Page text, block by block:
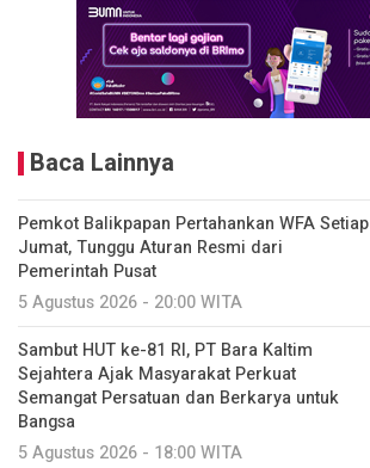
Baca Lainnya
Pemkot Balikpapan Pertahankan WFA Setiap
Jumat, Tunggu Aturan Resmi dari
Pemerintah Pusat
5 Agustus 2026 - 20:00 WITA
Sambut HUT ke-81 RI, PT Bara Kaltim
Sejahtera Ajak Masyarakat Perkuat
Semangat Persatuan dan Berkarya untuk
Bangsa
5 Agustus 2026 - 18:00 WITA